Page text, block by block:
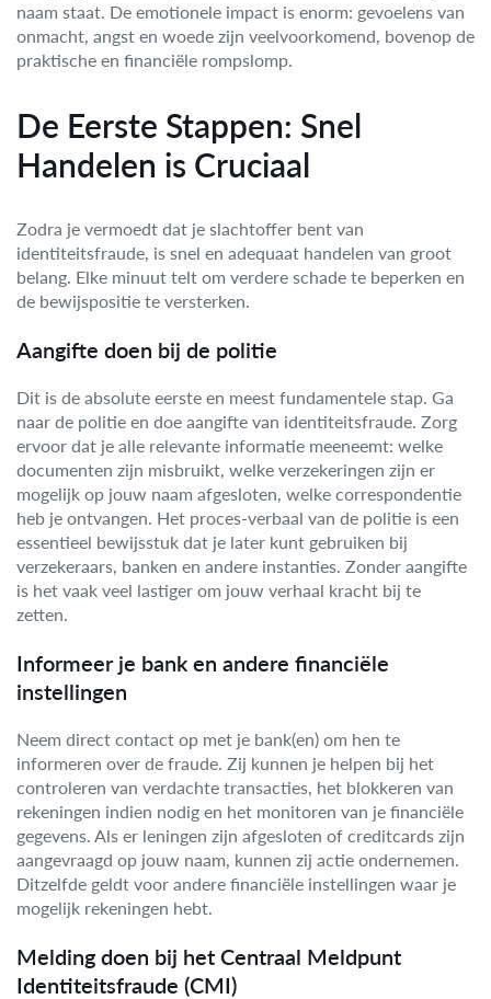
naam staat. De emotionele impact is enorm: gevoelens van
onmacht, angst en woede zijn veelvoorkomend, bovenop de
praktische en financiële rompslomp.
De Eerste Stappen: Snel
Handelen is Cruciaal
Zodra je vermoedt dat je slachtoffer bent van
identiteitsfraude, is snel en adequaat handelen van groot
belang. Elke minuut telt om verdere schade te beperken en
de bewijspositie te versterken.
Aangifte doen bij de politie
Dit is de absolute eerste en meest fundamentele stap. Ga
naar de politie en doe aangifte van identiteitsfraude. Zorg
ervoor dat je alle relevante informatie meeneemt: welke
documenten zijn misbruikt, welke verzekeringen zijn er
mogelijk op jouw naam afgesloten, welke correspondentie
heb je ontvangen. Het proces-verbaal van de politie is een
essentieel bewijsstuk dat je later kunt gebruiken bij
verzekeraars, banken en andere instanties. Zonder aangifte
is het vaak veel lastiger om jouw verhaal kracht bij te
zetten.
Informeer je bank en andere financiële
instellingen
Neem direct contact op met je bank(en) om hen te
informeren over de fraude. Zij kunnen je helpen bij het
controleren van verdachte transacties, het blokkeren van
rekeningen indien nodig en het monitoren van je financiële
gegevens. Als er leningen zijn afgesloten of creditcards zijn
aangevraagd op jouw naam, kunnen zij actie ondernemen.
Ditzelfde geldt voor andere financiële instellingen waar je
mogelijk rekeningen hebt.
Melding doen bij het Centraal Meldpunt
Identiteitsfraude (CMI)